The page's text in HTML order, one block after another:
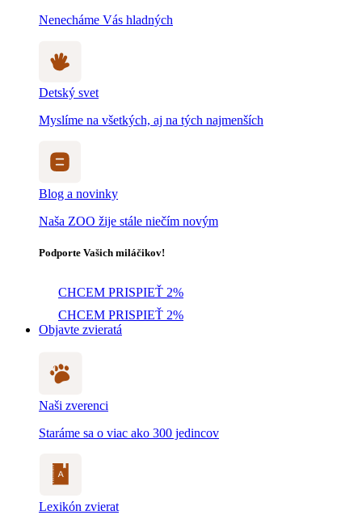
Nenecháme Vás hladných
Detský svet
Myslíme na všetkých, aj na tých najmenších
Blog a novinky
Naša ZOO žije stále niečím novým
Podporte Vašich miláčikov!
CHCEM PRISPIEŤ 2%
CHCEM PRISPIEŤ 2%
Objavte zvieratá
Naši zverenci
Staráme sa o viac ako 300 jedincov
Lexikón zvierat